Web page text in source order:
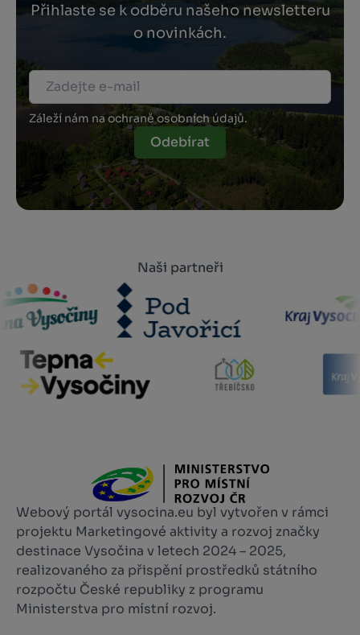
Přihlaste se k odběru našeho newsletteru
o novinkách.
Záleží nám na ochraně osobních údajů.
Odebírat
Naši partneři
Webový portál vysocina.eu byl vytvořen v rámci
projektu Marketingové aktivity a rozvoj značky
destinace Vysočina v letech 2024 – 2025,
realizovaného za přispění prostředků státního
rozpočtu České republiky z programu
Ministerstva pro místní rozvoj.